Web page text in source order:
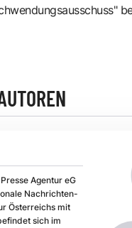
Agentur eG
Nachrichten-
Österreichs mit
sich im